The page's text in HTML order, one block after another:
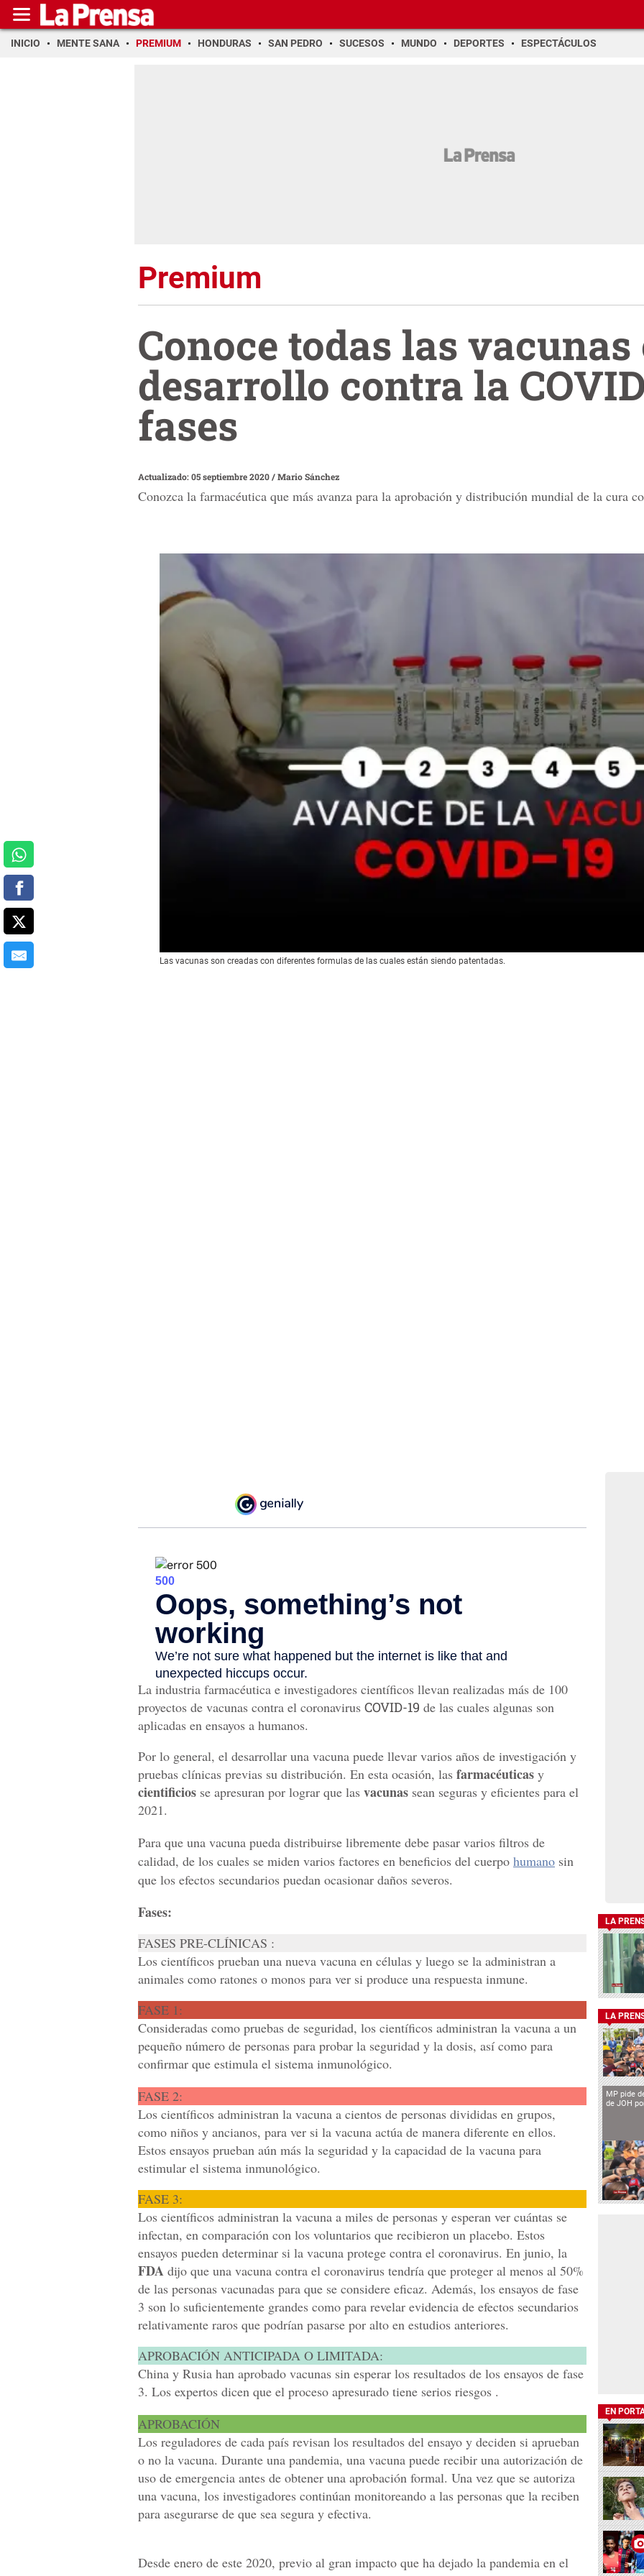
INICIO MENTE SANA PREMIUM HONDURAS SAN PEDRO SUCESOS MUNDO DEPORTES ESPECTÁCULOS
Premium
Conoce todas las vacunas
desarrollo contra la
fases
Actualizado: 05 septiembre 2020/Mario Sánchez
Conozca la farmacéutica que más avanza para la aprobación y distribución mundial de la cura
Las vacunas son creadas con diferentes formulas de las cuales están siendo patentadas.
La industria farmacéutica e investigadores científicos llevan realizadas más de 100
proyectos de vacunas contra el coronavirus COVID-19 de las cuales algunas son
aplicadas en ensayos a humanos.
Por lo general, el desarrollar una vacuna puede llevar varios años de investigación y
pruebas clínicas previas su distribución. En esta ocasión, las farmacéuticas y
cientificios se apresuran por lograr que las vacunas sean seguras y eficientes para el
2021.
Para que una vacuna pueda distribuirse libremente debe pasar varios filtros de
calidad, de los cuales se miden varios factores en beneficios del cuerpo humano sin
que los efectos secundarios puedan ocasionar daños severos.
Fases:
FASES PRE-CLÍNICAS :
Los científicos prueban una nueva vacuna en células y luego se la administran a
animales como ratones o monos para ver si produce una respuesta inmune.
FASE 1:
Consideradas como pruebas de seguridad, los científicos administran la vacuna a un
pequeño número de personas para probar la seguridad y la dosis, así como para
confirmar que estimula el sistema inmunológico.
FASE 2:
Los científicos administran la vacuna a cientos de personas divididas en grupos,
como niños y ancianos, para ver si la vacuna actúa de manera diferente en ellos.
Estos ensayos prueban aún más la seguridad y la capacidad de la vacuna para
estimular el sistema inmunológico.
FASE 3:
Los científicos administran la vacuna a miles de personas y esperan ver cuántas se
infectan, en comparación con los voluntarios que recibieron un placebo. Estos
ensayos pueden determinar si la vacuna protege contra el coronavirus. En junio, la
FDA dijo que una vacuna contra el coronavirus tendría que proteger al menos al 50%
de las personas vacunadas para que se considere eficaz. Además, los ensayos de fase
3 son lo suficientemente grandes como para revelar evidencia de efectos secundarios
relativamente raros que podrían pasarse por alto en estudios anteriores.
APROBACIÓN ANTICIPADA O LIMITADA:
China y Rusia han aprobado vacunas sin esperar los resultados de los ensayos de fase
3. Los expertos dicen que el proceso apresurado tiene serios riesgos .
APROBACIÓN
Los reguladores de cada país revisan los resultados del ensayo y deciden si aprueban
o no la vacuna. Durante una pandemia, una vacuna puede recibir una autorización de
uso de emergencia antes de obtener una aprobación formal. Una vez que se autoriza
una vacuna, los investigadores continúan monitoreando a las personas que la reciben
para asegurarse de que sea segura y efectiva.
Desde enero de este 2020, previo al gran impacto que ha dejado la pandemia en el
LA
LA
MP pide
de JOH
EN